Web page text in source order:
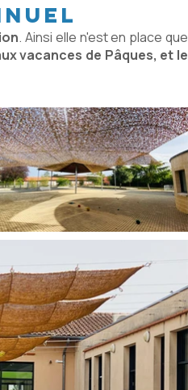
. Ainsi elle n'est en place que
vacances de Pâques, et le